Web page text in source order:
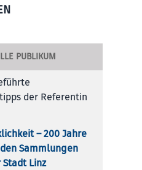
PUBLIKUM
der Referentin
– 200 Jah­re
Samm­lun­gen
Stadt Linz